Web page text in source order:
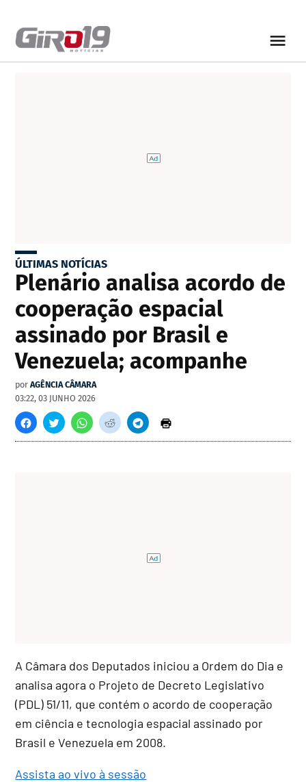
ÚLTIMAS NOTÍCIAS
Plenário analisa acordo de
cooperação espacial
assinado por Brasil e
Venezuela; acompanhe
por AGÊNCIA CÂMARA
03:22, 03 JUNHO 2026
A Câmara dos Deputados iniciou a Ordem do Dia e
analisa agora o Projeto de Decreto Legislativo
(PDL) 51/11, que contém o acordo de cooperação
em ciência e tecnologia espacial assinado por
Brasil e Venezuela em 2008.
Assista ao vivo à sessão